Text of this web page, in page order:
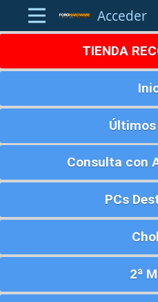
Acceder
TIENDA
Consulta con
PCs
2ª